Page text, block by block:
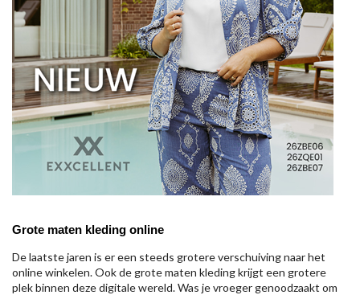
Grote maten kleding online
De laatste jaren is er een steeds grotere verschuiving naar het
online winkelen. Ook de grote maten kleding krijgt een grotere
plek binnen deze digitale wereld. Was je vroeger genoodzaakt om